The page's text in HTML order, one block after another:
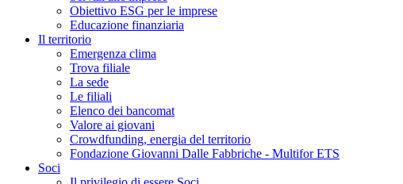
Obiettivo ESG per le imprese
Educazione finanziaria
Il territorio
Emergenza clima
Trova filiale
La sede
Le filiali
Elenco dei bancomat
Valore ai giovani
Crowdfunding, energia del territorio
Fondazione Giovanni Dalle Fabbriche - Multifor ETS
Soci